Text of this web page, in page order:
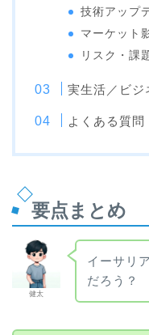
技術アップ
マーケット
リスク・課
実生活／ビジ
よくある質問
要点まとめ
健太
イーサリ
だろう？